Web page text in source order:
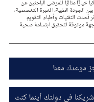
خيارًا مثاليًا للمرضى الباحثين عن
الجودة الطبية، الخبرة التخصصية،
أحدث التقنيات وأطباء التقويم
موثوقة لتحقيق ابتسامة صحية
موعدك معنا